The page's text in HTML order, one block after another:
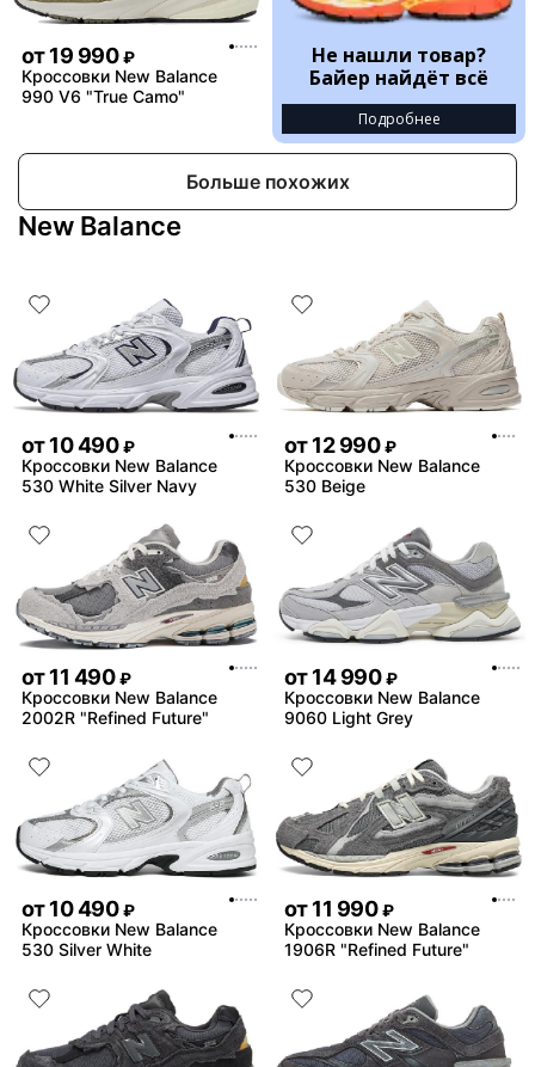
от19 990 ₽
Кроссовки New Balance
990 V6 "True Camo"
Не нашли товар?
Байер найдёт всё
Подробнее
Больше похожих
New Balance
от10 490 ₽
Кроссовки New Balance
530 White Silver Navy
от12 990 ₽
Кроссовки New Balance
530 Beige
от11 490 ₽
Кроссовки New Balance
2002R "Refined Future"
от14 990 ₽
Кроссовки New Balance
9060 Light Grey
от10 490 ₽
Кроссовки New Balance
530 Silver White
от11 990 ₽
Кроссовки New Balance
1906R "Refined Future"